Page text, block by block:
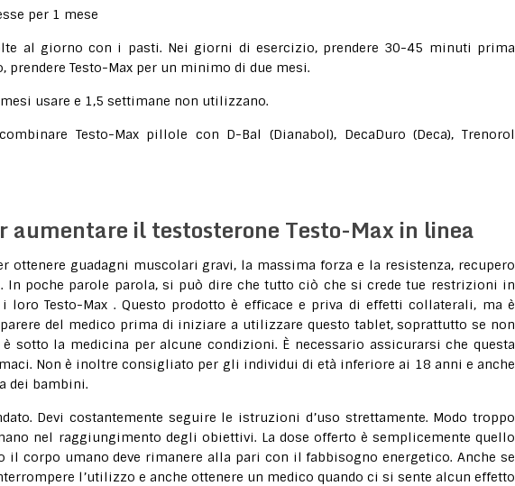
per 1 mese
al giorno con i pasti. Nei giorni di esercizio, prendere 30-45 minuti prima
Testo-Max per un minimo di due mesi.
usare e 1,5 settimane non utilizzano.
Testo-Max pillole con D-Bal (Dianabol), DecaDuro (Deca), Trenorol
aumentare il testosterone Testo-Max in linea
ottenere guadagni muscolari gravi, la massima forza e la resistenza, recupero
In poche parole parola, si può dire che tutto ciò che si crede tue restrizioni in
loro Testo-Max . Questo prodotto è efficace e priva di effetti collaterali, ma è
del medico prima di iniziare a utilizzare questo tablet, soprattutto se non
sotto la medicina per alcune condizioni. È necessario assicurarsi che questa
Non è inoltre consigliato per gli individui di età inferiore ai 18 anni e anche
dei bambini.
Devi costantemente seguire le istruzioni d’uso strettamente. Modo troppo
nel raggiungimento degli obiettivi. La dose offerto è semplicemente quello
corpo umano deve rimanere alla pari con il fabbisogno energetico. Anche se
l’utilizzo e anche ottenere un medico quando ci si sente alcun effetto